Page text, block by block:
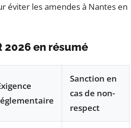
éviter les amendes à Nantes en
2026 en résumé
Sanction en
cas de non-
respect